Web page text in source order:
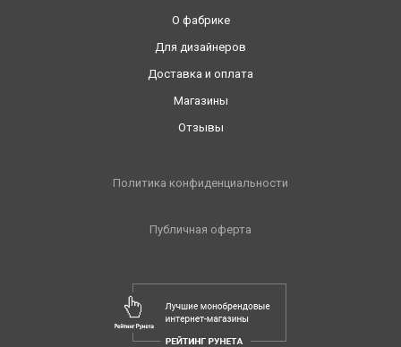
О фабрике
Для дизайнеров
Доставка и оплата
Магазины
Отзывы
Политика конфиденциальности
Публичная оферта